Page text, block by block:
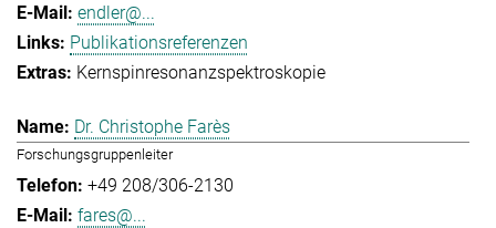
endler@...
Publikationsreferenzen
Kernspinresonanzspektroskopie
Dr. Christophe Farès
Forschungsgruppenleiter
+49 208/306-2130
fares@...